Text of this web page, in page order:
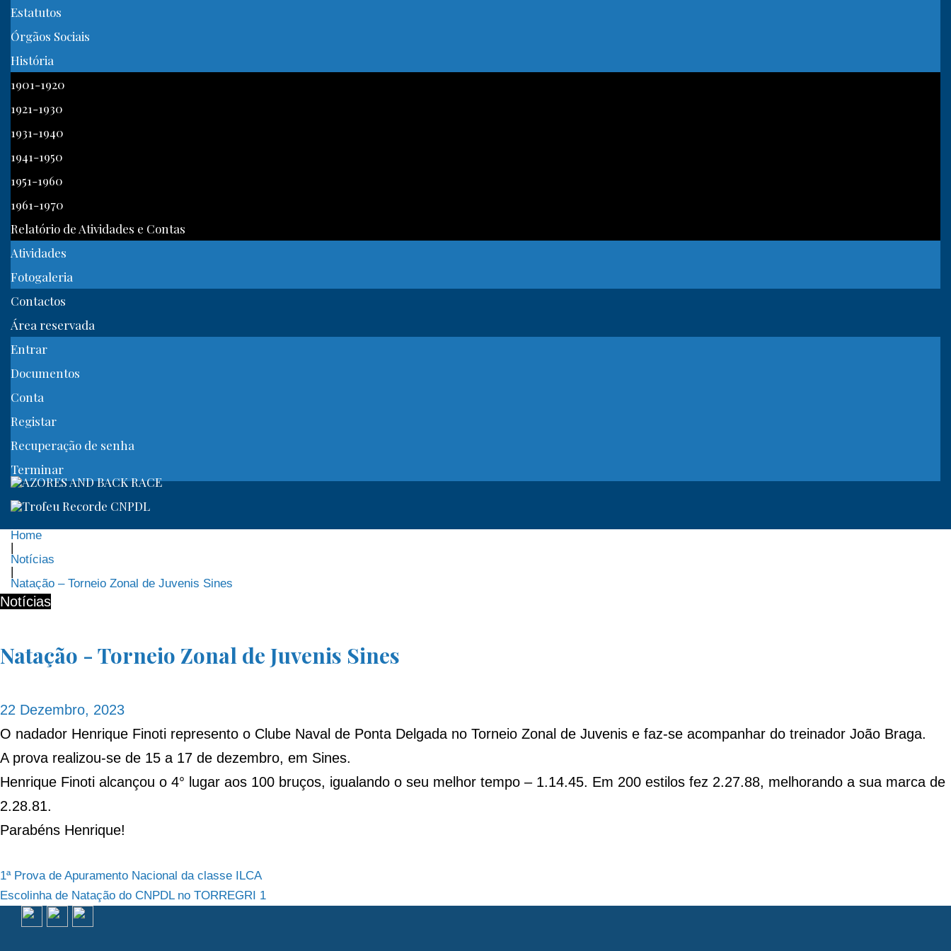
Estatutos
Órgãos Sociais
História
1901-1920
1921-1930
1931-1940
1941-1950
1951-1960
1961-1970
Relatório de Atividades e Contas
Atividades
Fotogaleria
Contactos
Área reservada
Entrar
Documentos
Conta
Registar
Recuperação de senha
Terminar
Home
|
Notícias
|
Natação – Torneio Zonal de Juvenis Sines
Notícias
Natação - Torneio Zonal de Juvenis Sines
22 Dezembro, 2023
O nadador Henrique Finoti represento o Clube Naval de Ponta Delgada no Torneio Zonal de Juvenis e faz-se acompanhar do treinador João Braga.
A prova realizou-se de 15 a 17 de dezembro, em Sines.
Henrique Finoti alcançou o 4° lugar aos 100 bruços, igualando o seu melhor tempo – 1.14.45. Em 200 estilos fez 2.27.88, melhorando a sua marca de
2.28.81.
Parabéns Henrique!
Navegação
de
1ª Prova de Apuramento Nacional da classe ILCA
Escolinha de Natação do CNPDL no TORREGRI 1